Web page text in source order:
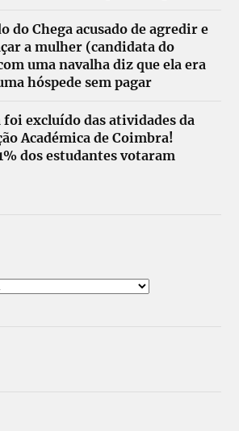
do Chega acusado de agredir e
a mulher (candidata do
uma navalha diz que ela era
hóspede sem pagar
foi excluído das atividades da
Académica de Coimbra!
dos estudantes votaram